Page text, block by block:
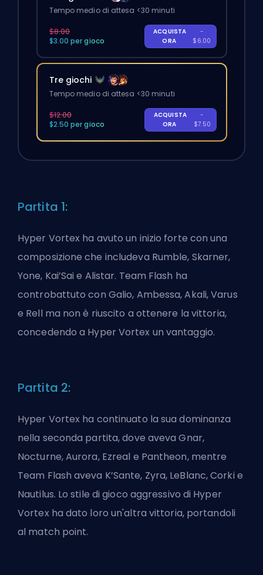
Tempo medio di attesa <30 minuti
$8.00
$3.00 per gioco
ACQUISTA
ORA
-
$6.00
Tre giochi
Tempo medio di attesa <30 minuti
$12.00
$2.50 per gioco
ACQUISTA
ORA
-
$7.50
Partita 1:
Hyper Vortex ha avuto un inizio forte con una
composizione che includeva Rumble, Skarner,
Yone, Kai’Sai e Alistar. Team Flash ha
controbattuto con Galio, Ambessa, Akali, Varus
e Rell ma non è riuscito a ottenere la vittoria,
concedendo a Hyper Vortex un vantaggio.
Partita 2:
Hyper Vortex ha continuato la sua dominanza
nella seconda partita, dove aveva Gnar,
Nocturne, Aurora, Ezreal e Pantheon, mentre
Team Flash aveva K’Sante, Zyra, LeBlanc, Corki e
Nautilus. Lo stile di gioco aggressivo di Hyper
Vortex ha dato loro un'altra vittoria, portandoli
al match point.